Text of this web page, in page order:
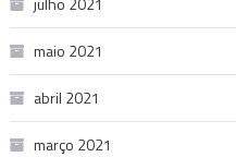
maio 2021
abril 2021
março 2021